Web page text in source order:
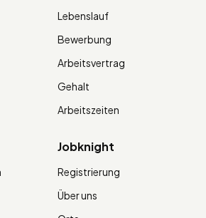
Lebenslauf
Bewerbung
Arbeitsvertrag
Gehalt
Arbeitszeiten
Jobknight
Registrierung
Über uns